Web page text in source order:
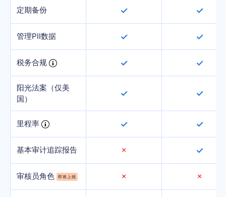
定期备份 ✓ ✓
管理PII数据 ✓ ✓
税务合规 ✓ ✓
阳光法案（仅美
国）
✓ ✓
里程率 ✓ ✓
基本审计追踪报告 ✗ ✓
审核员角色 即将上线 ✗ ✗